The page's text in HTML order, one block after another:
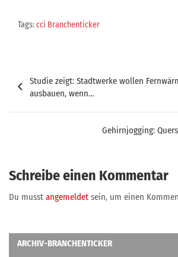
Tags:cci Branchenticker
Beitragsnavigation
Studie zeigt: Stadtwerke wollen
ausbauen, wenn…
Gehirnjogging:
Schreibe einen Kommentar
Du musst angemeldet sein, um einen
ARCHIV-BRANCHENTICKER